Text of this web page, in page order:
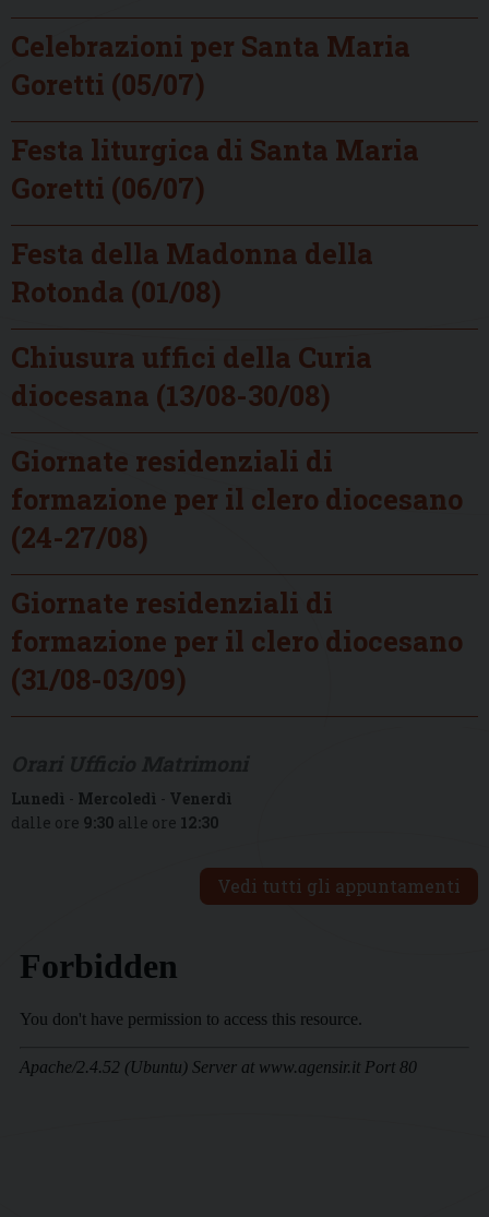
Celebrazioni per Santa Maria
Goretti (05/07)
Festa liturgica di Santa Maria
Goretti (06/07)
Festa della Madonna della
Rotonda (01/08)
Chiusura uffici della Curia
diocesana (13/08-30/08)
Giornate residenziali di
formazione per il clero diocesano
(24-27/08)
Giornate residenziali di
formazione per il clero diocesano
(31/08-03/09)
Lunedì - Mercoledì - Venerdì
dalle ore 9:30 alle ore 12:30
Vedi tutti gli appuntamenti